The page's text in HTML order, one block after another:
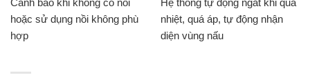
Cảnh báo khi không có nồi
hoặc sử dụng nồi không phù
hợp
Hệ thống tự động ngắt khi quá
nhiệt, quá áp, tự động nhận
diện vùng nấu